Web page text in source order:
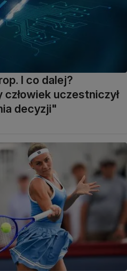
I co dalej?
uczestniczył
decyzji"